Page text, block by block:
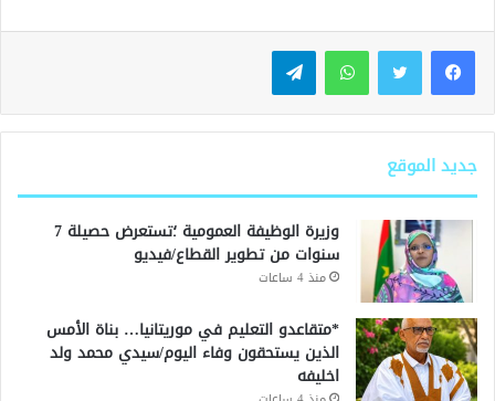
واتساب تيلقرام
جديد الموقع
وزيرة الوظيفة العمومية ؛تستعرض حصيلة 7
سنوات من تطوير القطاع/فيديو
منذ 4 ساعات
*متقاعدو التعليم في موريتانيا… بناة الأمس
الذين يستحقون وفاء اليوم/سيدي محمد ولد
اخليفه